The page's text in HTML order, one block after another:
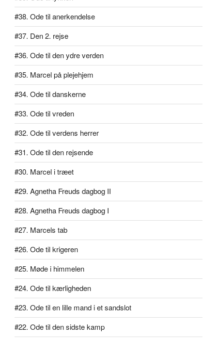
#38. Ode til anerkendelse
#37. Den 2. rejse
#36. Ode til den ydre verden
#35. Marcel på plejehjem
#34. Ode til danskerne
#33. Ode til vreden
#32. Ode til verdens herrer
#31. Ode til den rejsende
#30. Marcel i træet
#29. Agnetha Freuds dagbog II
#28. Agnetha Freuds dagbog I
#27. Marcels tab
#26. Ode til krigeren
#25. Møde i himmelen
#24. Ode til kærligheden
#23. Ode til en lille mand i et sandslot
#22. Ode til den sidste kamp